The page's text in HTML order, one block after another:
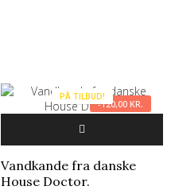
PÅ TILBUD!
-120,00 KR.
Vandkande fra danske
House Doctor.